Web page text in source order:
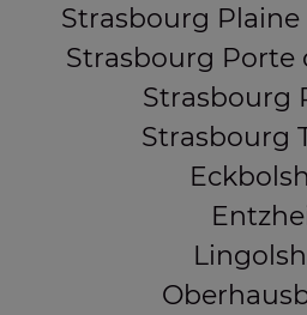
Strasbourg
Strasbourg Porte
Strasbourg
Strasbourg